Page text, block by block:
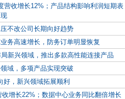
营收增长12%；产品结构影响利润短期表
现
不改公司长期向好趋势
务高速增长，防务订单明显恢复
新兴领域，推出多款高性能连接产品
域，多项产品实现突破
好，新兴领域拓展顺利
增长22%；数据中心业务同比翻倍增长